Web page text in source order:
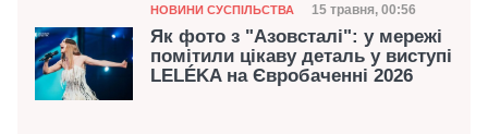
Категорія
НОВИНИ СУСПІЛЬСТВА Дата публікації
15 травня, 00:56
Як фото з "Азовсталі": у мережі
помітили цікаву деталь у виступі
LELÉKA на Євробаченні 2026